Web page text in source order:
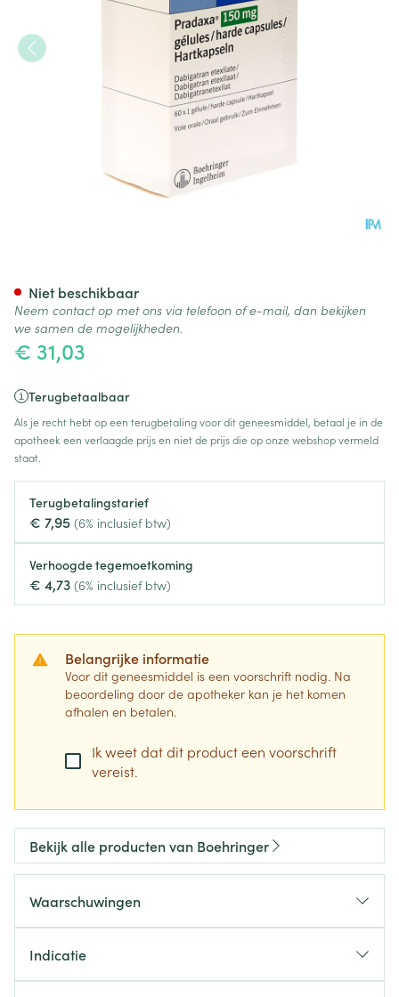
€ 31,03
Terugbetaalbaar
Als je recht hebt op een terugbetaling voor dit geneesmiddel, betaal je in de
apotheek een verlaagde prijs en niet de prijs die op onze webshop vermeld
staat.
Terugbetalingstarief
€ 7,95 (6% inclusief btw)
Verhoogde tegemoetkoming
€ 4,73 (6% inclusief btw)
Belangrijke informatie
Voor dit geneesmiddel is een voorschrift nodig. Na
beoordeling door de apotheker kan je het komen
afhalen en betalen.
Ik weet dat dit product een voorschrift
vereist.
Niet beschikbaar
Neem contact op met ons via telefoon of e-mail, dan bekijken
we samen de mogelijkheden.
Bekijk alle producten van Boehringer
Waarschuwingen
Indicatie